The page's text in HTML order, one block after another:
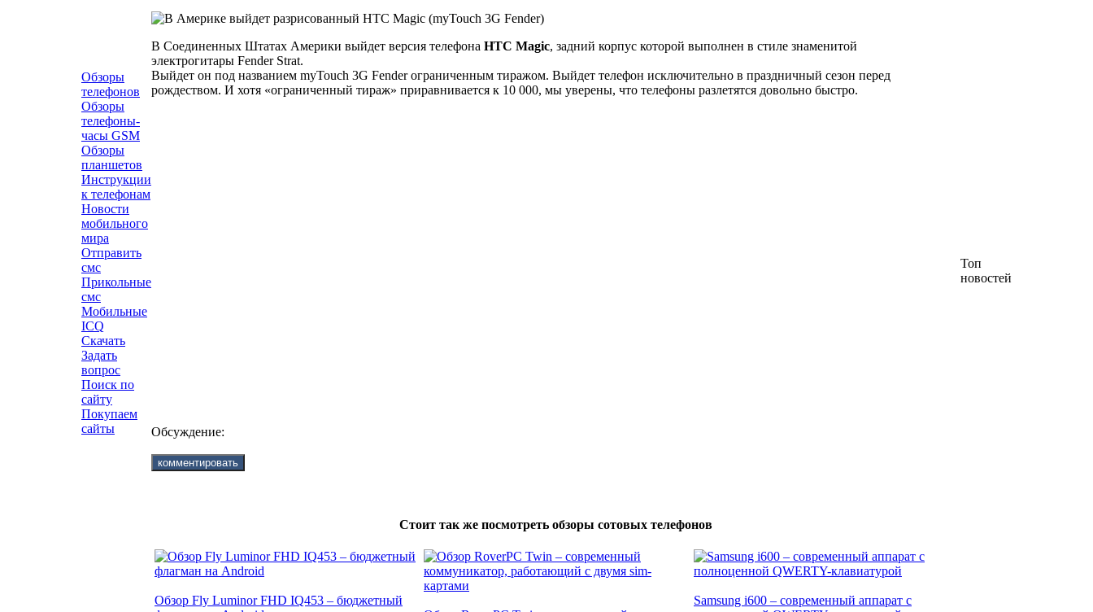
Обзоры
телефонов
Обзоры
телефоны-
часы GSM
Обзоры
планшетов
Инструкции
к телефонам
Новости
мобильного
мира
Отправить
смс
Прикольные
смс
Мобильные
ICQ
Скачать
Задать
вопрос
Поиск по
сайту
Покупаем
сайты
В Соединенных Штатах Америки выйдет версия телефона HTC Magic, задний корпус которой выполнен в стиле знаменитой
электрогитары Fender Strat.
Выйдет он под названием myTouch 3G Fender ограниченным тиражом. Выйдет телефон исключительно в праздничный сезон перед
рождеством. И хотя «ограниченный тираж» приравнивается к 10 000, мы уверены, что телефоны разлетятся довольно быстро.
Обсуждение:
Стоит так же посмотреть обзоры сотовых телефонов
Обзор Fly Luminor FHD IQ453 – бюджетный
Samsung i600 – современный аппарат с
Топ
новостей